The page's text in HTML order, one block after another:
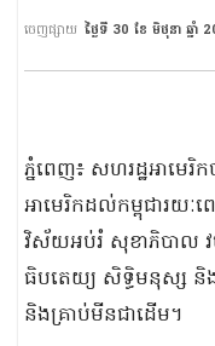
ចេញផ្សាយ ថ្ងៃទី 30 ខែ មិថុនា ឆ្នាំ
ភ្នំពេញ៖ សហរដ្ឋអាមេ
អាមេរិកដល់កម្ពុជារយៈ
វិស័យអប់រំ សុខាភិបាល វ
ធិបតេយ្យ សិទ្ធិមនុស្ស និ
និងគ្រាប់មីនជាដើម។